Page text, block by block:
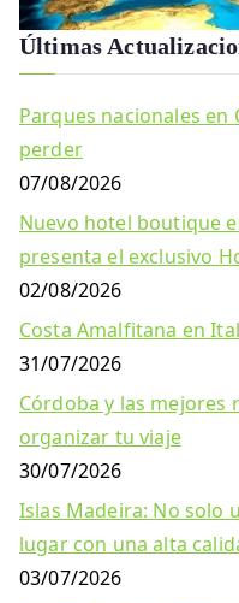
Últimas
Parques nacionales en
perder
07/08/2026
Nuevo hotel boutique
presenta el exclusivo
02/08/2026
Costa Amalfitana en
31/07/2026
Córdoba y las mejores
organizar tu viaje
30/07/2026
Islas Madeira: No solo
lugar con una alta
03/07/2026